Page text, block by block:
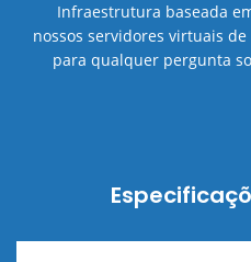
Infraestrutura baseada
nossos servidores virtuais
para qualquer pergunta